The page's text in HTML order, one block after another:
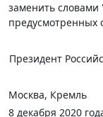
заменить
предусмотренных
Президент
Москва, Кремль
8 декабря 2020